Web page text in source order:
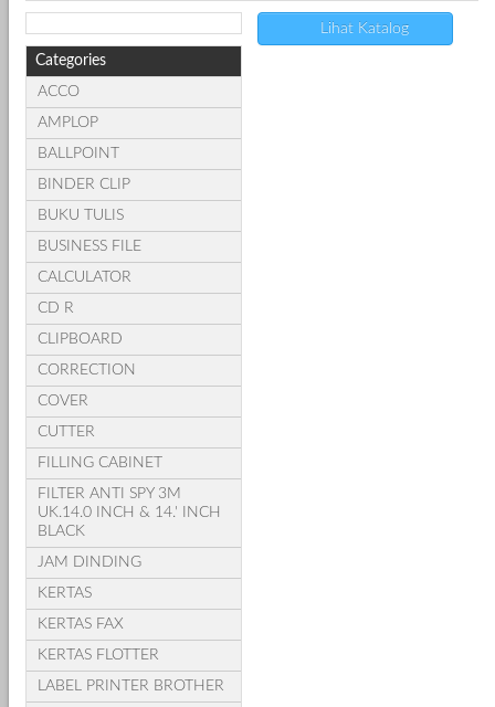
Categories
ACCO
AMPLOP
BALLPOINT
BINDER CLIP
BUKU TULIS
BUSINESS FILE
CALCULATOR
CD R
CLIPBOARD
CORRECTION
COVER
CUTTER
FILLING CABINET
FILTER ANTI SPY 3M
UK.14.0 INCH & 14.' INCH
BLACK
JAM DINDING
KERTAS
KERTAS FAX
KERTAS FLOTTER
LABEL PRINTER BROTHER
Lihat Katalog